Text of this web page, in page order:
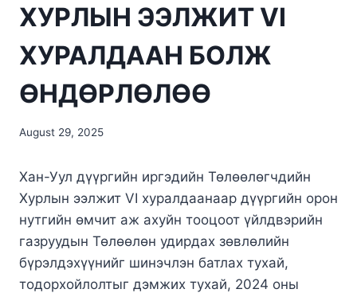
ХУРЛЫН ЭЭЛЖИТ VI
ХУРАЛДААН БОЛЖ
ӨНДӨРЛӨЛӨӨ
August 29, 2025
Хан-Уул дүүргийн иргэдийн Төлөөлөгчдийн
Хурлын ээлжит VI хуралдаанаар дүүргийн орон
нутгийн өмчит аж ахуйн тооцоот үйлдвэрийн
газруудын Төлөөлөн удирдах зөвлөлийн
бүрэлдэхүүнийг шинэчлэн батлах тухай,
тодорхойлолтыг дэмжих тухай, 2024 оны